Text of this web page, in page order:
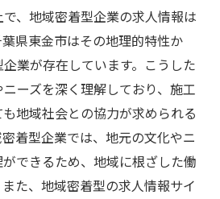
、地域密着型企業の求人情報は
県東金市はその地理的特性か
業が存在しています。こうした
ーズを深く理解しており、施工
地域社会との協力が求められる
着型企業では、地元の文化やニ
できるため、地域に根ざした働
た、地域密着型の求人情報サイ